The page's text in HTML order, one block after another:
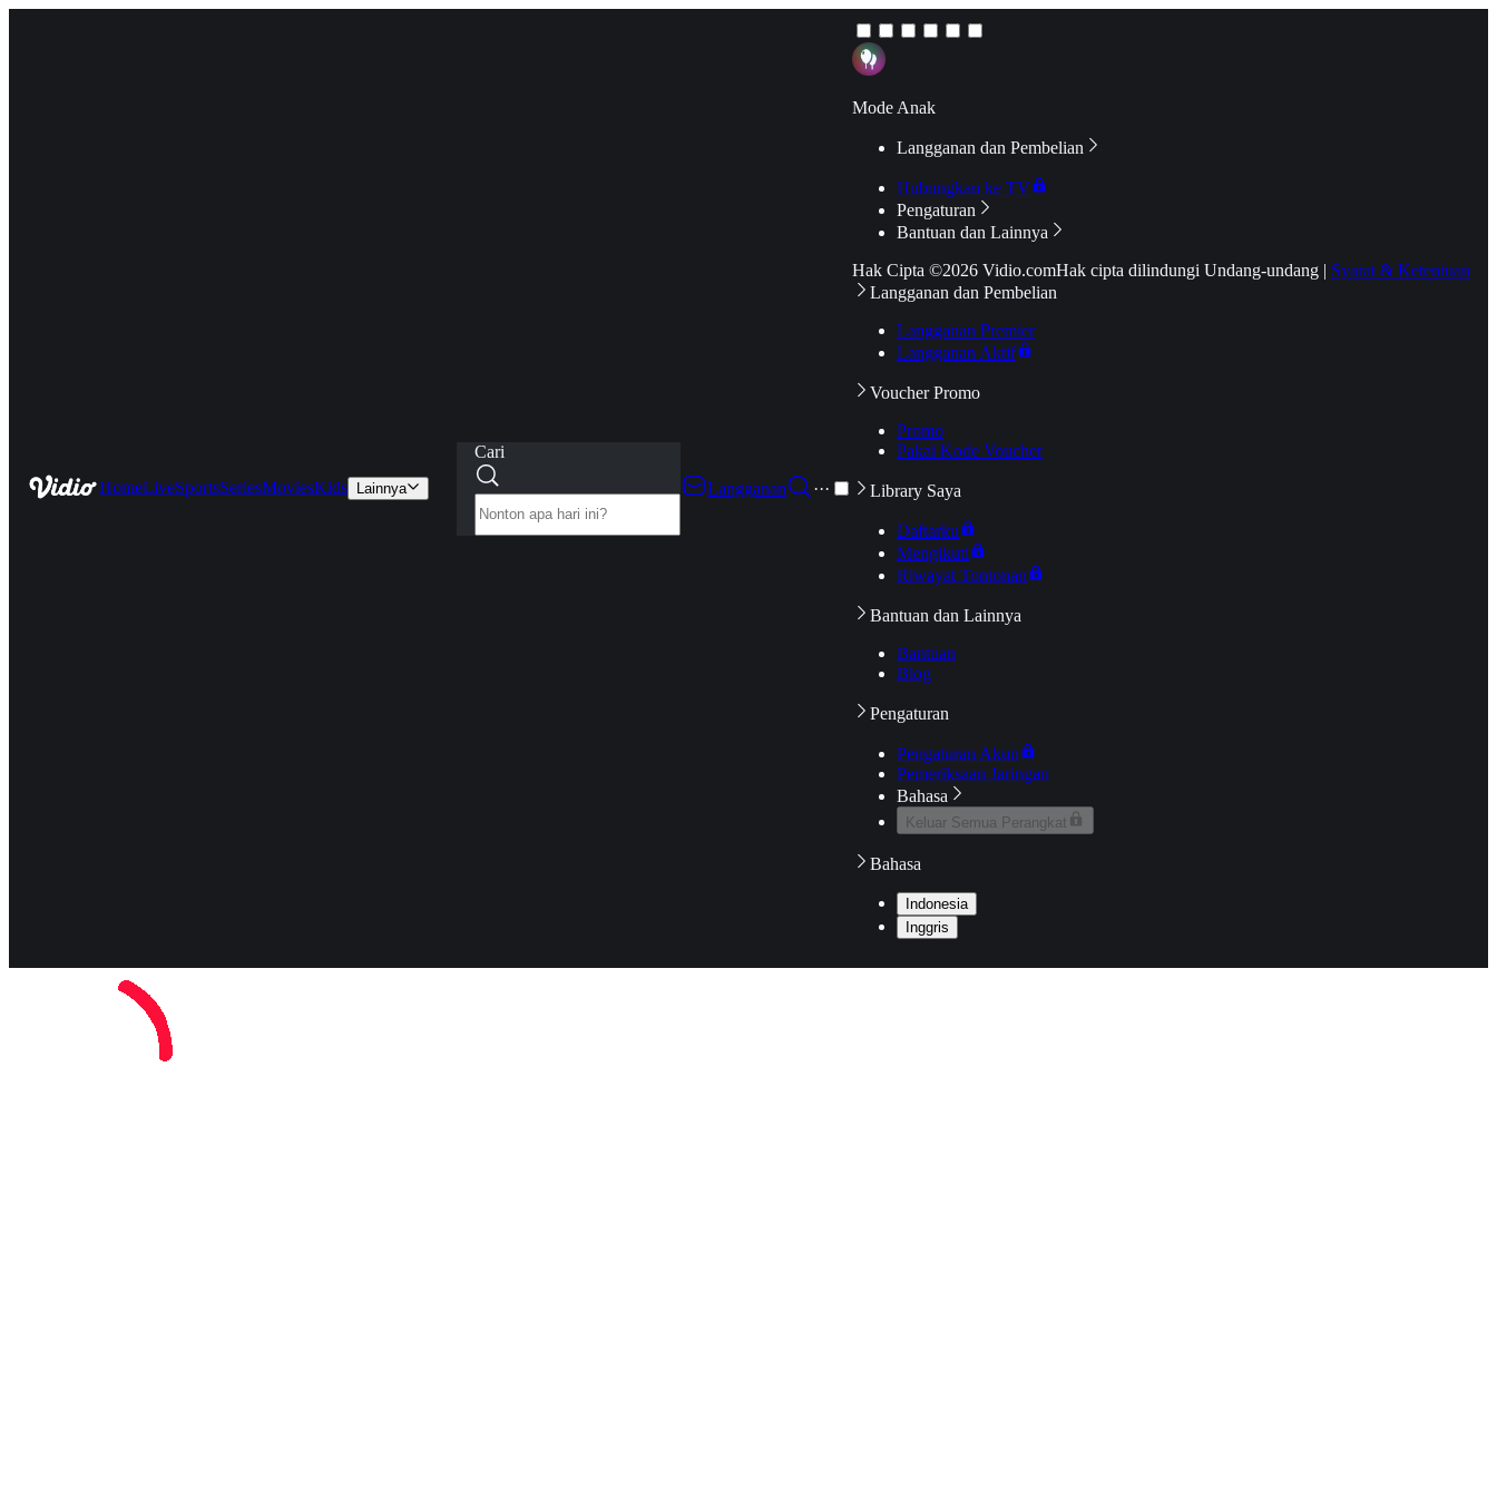
HomeLiveSportsSeriesMoviesKids Lainnya
Cari
Langganan
···
Mode Anak
Langganan dan Pembelian
Hubungkan ke TV
Pengaturan
Bantuan dan Lainnya
Hak Cipta ©2026 Vidio.comHak cipta dilindungi Undang-undang | Syarat & Ketentuan
Langganan dan Pembelian
Langganan Premier
Langganan Aktif
Voucher Promo
Promo
Pakai Kode Voucher
Library Saya
Daftarku
Mengikuti
Riwayat Tontonan
Bantuan dan Lainnya
Bantuan
Blog
Pengaturan
Pengaturan Akun
Pemeriksaan Jaringan
Bahasa
Keluar Semua Perangkat
Bahasa
Indonesia
Inggris